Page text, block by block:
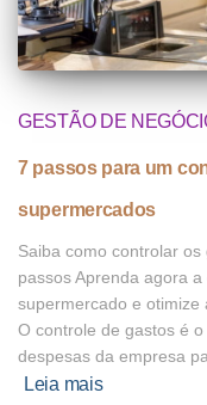
GESTÃO DE
7 passos para um
supermercados
Saiba como controlar
passos Aprenda agora
supermercado e otimize
O controle de gastos é
despesas da empresa
Leia mais